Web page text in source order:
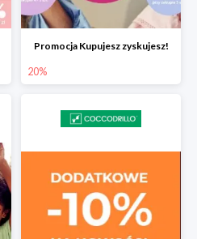
Promocja Kupujesz zyskujesz!
20%